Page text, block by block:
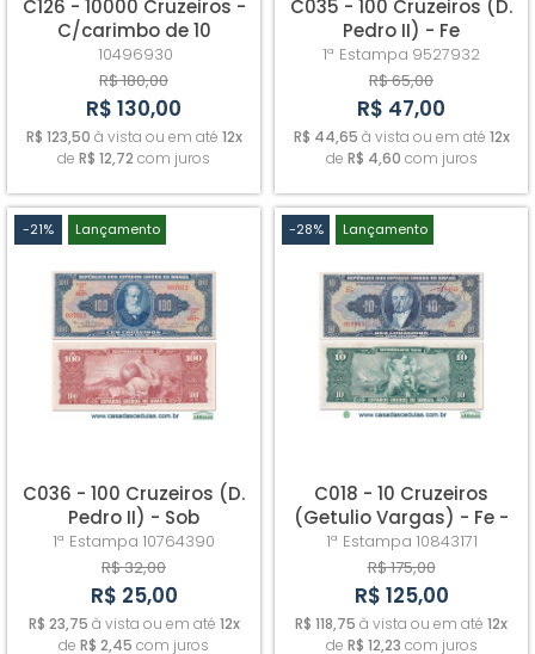
C126 - 10000 Cruzeiros -
C/carimbo de 10
Cruzeiros Novos -
Sob/Fe
10496930
R$ 180,00
R$ 130,00
R$ 123,50 à vista ou em até 12x
de R$ 12,72 com juros
C035 - 100 Cruzeiros (D.
Pedro II) - Fe
1ª Estampa 9527932
R$ 65,00
R$ 47,00
R$ 44,65 à vista ou em até 12x
de R$ 4,60 com juros
-21% Lançamento
C036 - 100 Cruzeiros (D.
Pedro II) - Sob
1ª Estampa 10764390
R$ 32,00
R$ 25,00
R$ 23,75 à vista ou em até 12x
de R$ 2,45 com juros
-28% Lançamento
C018 - 10 Cruzeiros
(Getulio Vargas) - Fe -
Autografada
1ª Estampa 10843171
R$ 175,00
R$ 125,00
R$ 118,75 à vista ou em até 12x
de R$ 12,23 com juros